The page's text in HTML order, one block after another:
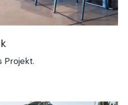
Rasico®
Terrae-Calce Venezia
Projekt.